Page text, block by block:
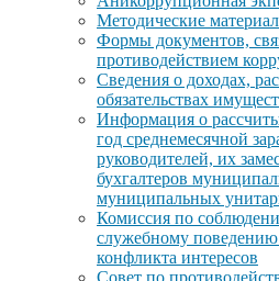
Методические
Формы документов,
противодействием
Сведения о доходах,
обязательствах
Информация о
год среднемесячной
руководителей, их
бухгалтеров
муниципальных
Комиссия по
служебному
конфликта интересов